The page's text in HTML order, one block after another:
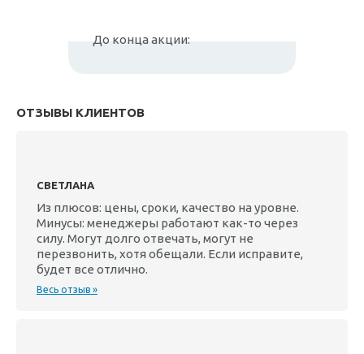
До конца акции:
ОТЗЫВЫ КЛИЕНТОВ
СВЕТЛАНА
Из плюсов: цены, сроки, качество на уровне.
Минусы: менеджеры работают как-то через
силу. Могут долго отвечать, могут не
перезвонить, хотя обещали. Если исправите,
будет все отлично.
Весь отзыв »